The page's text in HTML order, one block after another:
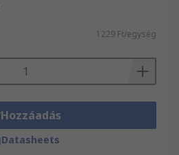
1229 Ft/egység
Hozzáadás
Datasheets